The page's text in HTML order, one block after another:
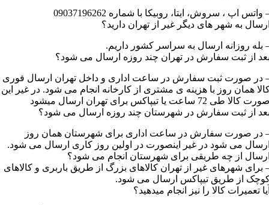
واتس اپ ، سروش، ایتا، روبیکا با شماره 09037196262
به شهر های دیگر غیر از تهران دارید؟
بله روزانه ارسال به سراسر کشور داریم.
از ثبت سفارش در تهران چند روزه ارسال می شود؟
در صورت ثبت سفارش در ساعت اداری و داخل تهران ارسال فوری
همان روز با هزینه ی مشتری از کارخانه انجام می شود. در غیر این
کالا طی 72 ساعت یا تیپاکس برای تهران ارسال میشود
از ثبت سفارش در شهرستان چند روزه ارسال می شود؟
در صورت سفارش در ساعت اداری برای شهرستان همان روز
می شود در غیر اینصورت در اولین روز کاری ارسال می شود.
از چه طریقی برای شهرستان انجام می شود؟
برای شهرهای غیر از تهران کالاهای بزرگ از طریق باربری و کالاهای
از طریق تیپاکس ارسال می شود.
تعمیرات کالا را نیز انجام میدهید؟